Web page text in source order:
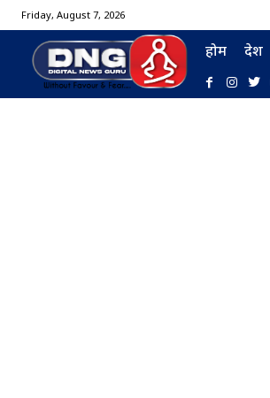
Friday, August 7, 2026
होम देश